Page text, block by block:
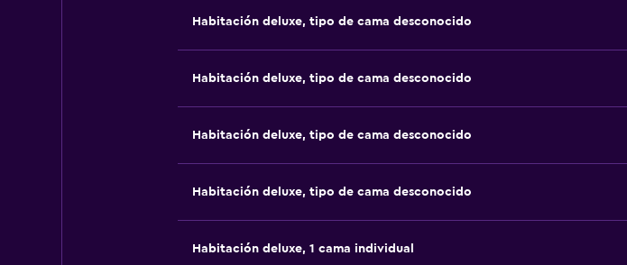
Habitación deluxe, tipo de cama desconocido
Habitación deluxe, tipo de cama desconocido
Habitación deluxe, tipo de cama desconocido
Habitación deluxe, tipo de cama desconocido
Habitación deluxe, 1 cama individual